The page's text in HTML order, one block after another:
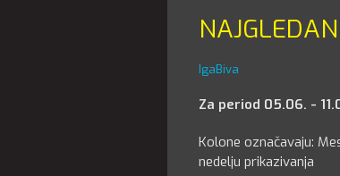
IgaBiva
Za period 05.06. -
Kolone označavaju:
nedelju prikazivanja